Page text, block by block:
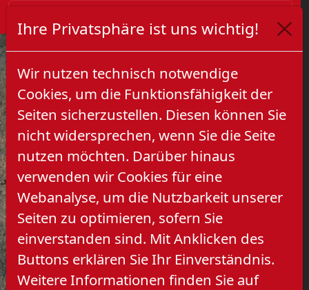
Ihre Privatsphäre ist uns wichtig!
Wir nutzen technisch notwendige
Cookies, um die Funktionsfähigkeit der
Seiten sicherzustellen. Diesen können Sie
nicht widersprechen, wenn Sie die Seite
nutzen möchten. Darüber hinaus
verwenden wir Cookies für eine
Webanalyse, um die Nutzbarkeit unserer
Seiten zu optimieren, sofern Sie
einverstanden sind. Mit Anklicken des
Buttons erklären Sie Ihr Einverständnis.
Weitere Informationen finden Sie auf
Previous Next